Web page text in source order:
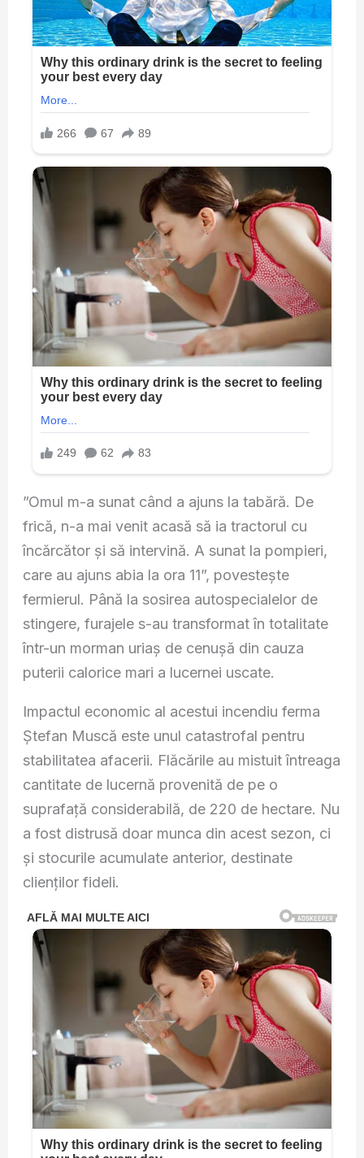
”Omul m-a sunat când a ajuns la tabără. De
frică, n-a mai venit acasă să ia tractorul cu
încărcător și să intervină. A sunat la pompieri,
care au ajuns abia la ora 11”, povestește
fermierul. Până la sosirea autospecialelor de
stingere, furajele s-au transformat în totalitate
într-un morman uriaș de cenușă din cauza
puterii calorice mari a lucernei uscate.
Impactul economic al acestui incendiu ferma
Ștefan Muscă este unul catastrofal pentru
stabilitatea afacerii. Flăcările au mistuit întreaga
cantitate de lucernă provenită de pe o
suprafață considerabilă, de 220 de hectare. Nu
a fost distrusă doar munca din acest sezon, ci
și stocurile acumulate anterior, destinate
clienților fideli.